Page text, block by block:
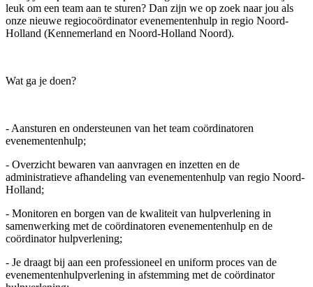
leuk om een team aan te sturen? Dan zijn we op zoek naar jou als
onze nieuwe regiocoördinator evenementenhulp in regio Noord-
Holland (Kennemerland en Noord-Holland Noord).
Wat ga je doen?
- Aansturen en ondersteunen van het team coördinatoren
evenementenhulp;
- Overzicht bewaren van aanvragen en inzetten en de
administratieve afhandeling van evenementenhulp van regio Noord-
Holland;
- Monitoren en borgen van de kwaliteit van hulpverlening in
samenwerking met de coördinatoren evenementenhulp en de
coördinator hulpverlening;
- Je draagt bij aan een professioneel en uniform proces van de
evenementenhulpverlening in afstemming met de coördinator